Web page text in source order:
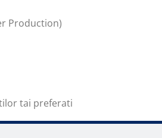
Production)
tai preferati